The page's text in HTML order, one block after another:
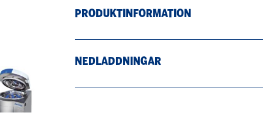
PRODUKTINFORMATION
NEDLADDNINGAR